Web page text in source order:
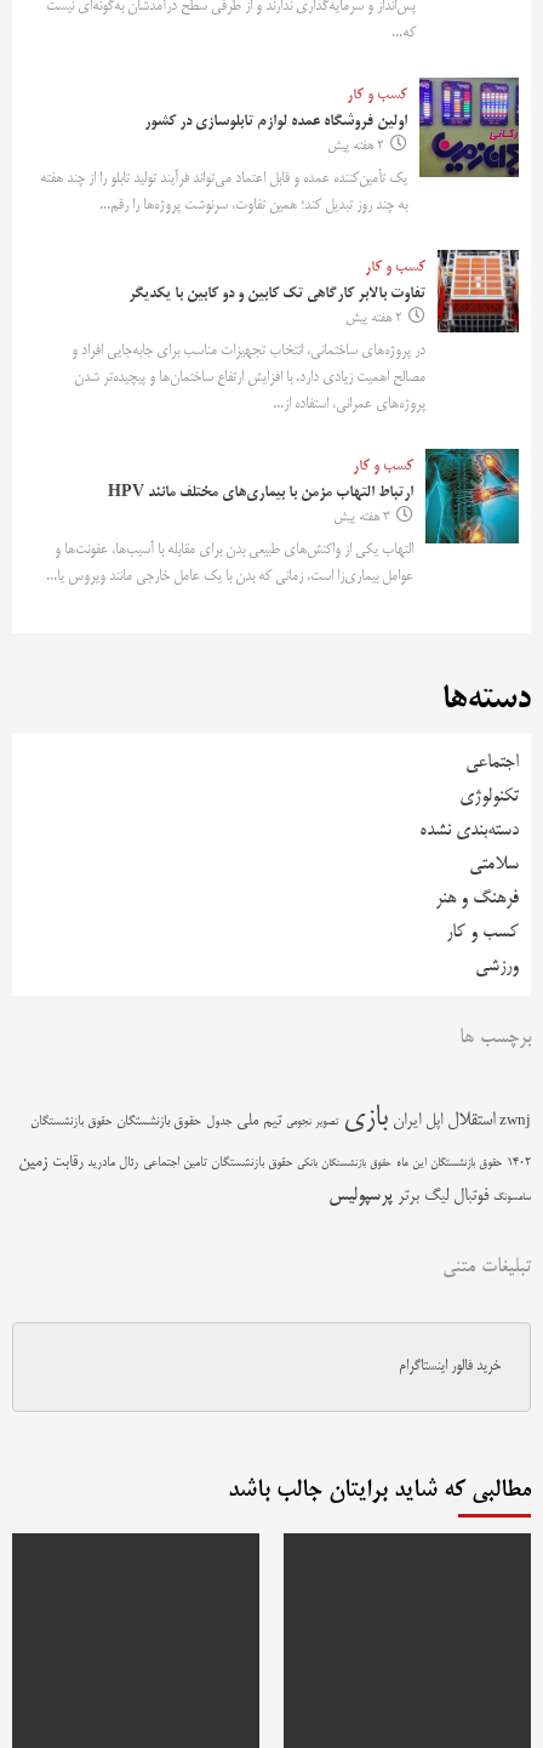
پس‌انداز و سرمایه‌گذاری ندارند و از طرفی سطح درآمدشان به‌گونه‌ای نیست
که...
کسب و کار
اولین فروشگاه عمده لوازم تابلوسازی در کشور
2 هفته پیش
یک تأمین‌کننده عمده و قابل اعتماد می‌تواند فرآیند تولید تابلو را از چند هفته
به چند روز تبدیل کند؛ همین تفاوت، سرنوشت پروژه‌ها را رقم...
کسب و کار
تفاوت بالابر کارگاهی تک کابین و دو کابین با یکدیگر
2 هفته پیش
در پروژه‌های ساختمانی، انتخاب تجهیزات مناسب برای جابه‌جایی افراد و
مصالح اهمیت زیادی دارد. با افزایش ارتفاع ساختمان‌ها و پیچیده‌تر شدن
پروژه‌های عمرانی، استفاده از...
کسب و کار
ارتباط التهاب مزمن با بیماری‌های مختلف مانند HPV
3 هفته پیش
التهاب یکی از واکنش‌های طبیعی بدن برای مقابله با آسیب‌ها، عفونت‌ها و
عوامل بیماری‌زا است. زمانی که بدن با یک عامل خارجی مانند ویروس یا...
دسته‌ها
اجتماعی
تکنولوژی
دسته‌بندی نشده
سلامتی
فرهنگ و هنر
کسب و کار
ورزشی
برچسب ها
zwnj استقلال اپل ایران بازی تصویر نجومی تیم ملی جدول حقوق بازنشستگان حقوق بازنشستگان
1402 حقوق بازنشستگان این ماه حقوق بازنشستگان بانکی حقوق بازنشستگان تامین اجتماعی رئال مادرید رقابت زمین
سامسونگ فوتبال لیگ برتر پرسپولیس
تبلیغات متنی
خرید فالور اینستاگرام
مطالبی که شاید برایتان جالب باشد